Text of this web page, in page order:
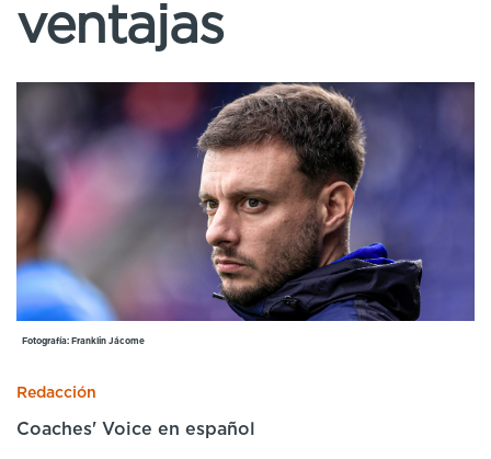
ventajas
Fotografía: Franklin Jácome
Redacción
Coaches' Voice en español